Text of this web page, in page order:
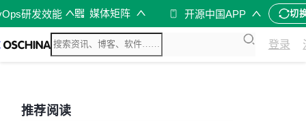
研发效能 媒体矩阵 开源中国APP 切
登录
推荐阅读